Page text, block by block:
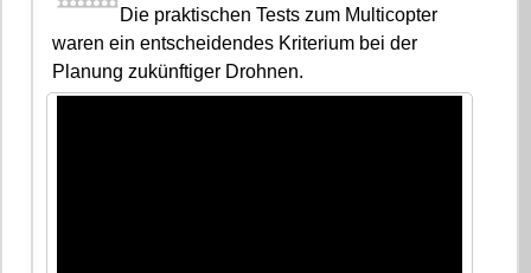
Die praktischen Tests zum Multicopter
waren ein entscheidendes Kriterium bei der
Planung zukünftiger Drohnen.